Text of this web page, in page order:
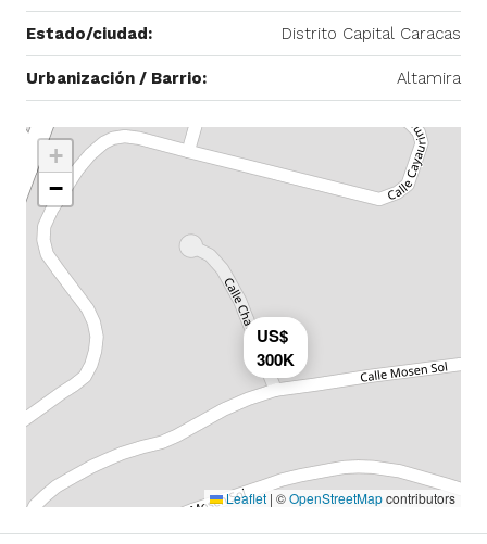
Estado/ciudad: Distrito Capital Caracas
Urbanización / Barrio: Altamira
US$
300K
+
−
Leaflet | ©OpenStreetMapcontributors